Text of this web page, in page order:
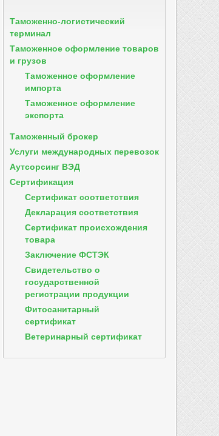
Таможенно-логистический
терминал
Таможенное оформление товаров
и грузов
Таможенное оформление
импорта
Таможенное оформление
экспорта
Таможенный брокер
Услуги международных перевозок
Аутсорсинг ВЭД
Сертификация
Сертификат соответствия
Декларация соответствия
Сертификат происхождения
товара
Заключение ФСТЭК
Свидетельство о
государственной
регистрации продукции
Фитосанитарный
сертификат
Ветеринарный сертификат